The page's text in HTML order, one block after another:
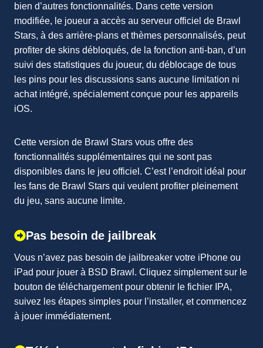
bien d’autres fonctionnalités. Dans cette version
modifiée, le joueur a accès au serveur officiel de Brawl
Stars, à des arrière-plans et thèmes personnalisés, peut
profiter de skins débloqués, de la fonction anti-ban, d’un
suivi des statistiques du joueur, du déblocage de tous
les pins pour les discussions sans aucune limitation ni
achat intégré, spécialement conçue pour les appareils
iOS.
Cette version de Brawl Stars vous offre des
fonctionnalités supplémentaires qui ne sont pas
disponibles dans le jeu officiel. C’est l’endroit idéal pour
les fans de Brawl Stars qui veulent profiter pleinement
du jeu, sans aucune limite.
Pas besoin de jailbreak
Vous n’avez pas besoin de jailbreaker votre iPhone ou
iPad pour jouer à BSD Brawl. Cliquez simplement sur le
bouton de téléchargement pour obtenir le fichier IPA,
suivez les étapes simples pour l’installer, et commencez
à jouer immédiatement.